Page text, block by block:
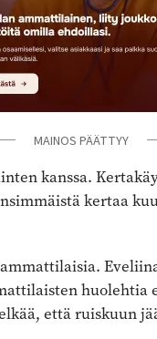
MAINOS PÄÄTTYY
MAINOS PÄÄTTYY
kanssa.
kertaa
huolehtia
että ruiskuun